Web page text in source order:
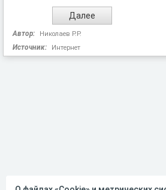
Автор: Николаев Р.Р.
Источник: Интернет